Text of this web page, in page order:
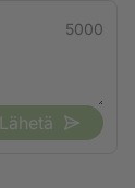
5000
Lähetä